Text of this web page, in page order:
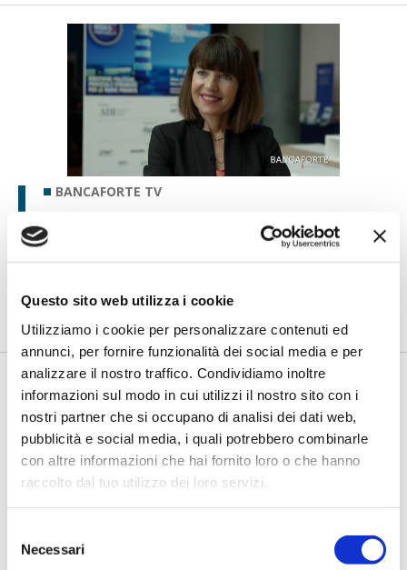
Questo sito web utilizza i cookie
Utilizziamo i cookie per personalizzare contenuti ed
annunci, per fornire funzionalità dei social media e per
analizzare il nostro traffico. Condividiamo inoltre
informazioni sul modo in cui utilizzi il nostro sito con i
nostri partner che si occupano di analisi dei dati web,
pubblicità e social media, i quali potrebbero combinarle
con altre informazioni che hai fornito loro o che hanno
raccolto dal tuo utilizzo dei loro servizi.
delNecessari
BANCAFORTE TV
Petrella (BPER Banca): “La GenAI
rafforza i controlli e valorizza il
lavoro degli analisti”
secondo livello più strutturati, standardizzati e capaci di le...